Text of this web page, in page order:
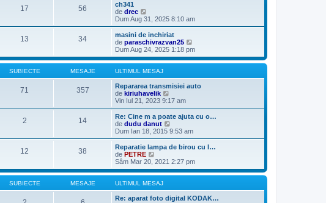
e
a
j
l
m
u
l
m
a
j
17 56
ch341
de drec
e
z
i
u
l
i
m
u
l
m
e
j
Dum Aug 31, 2025 8:10 am
13 34
masini de inchiriat
de paraschivrazvan25
e
z
i
l
t
u
l
e
j
Dum Aug 24, 2025 1:18 pm
SUBIECTE MESAJE ULTIMUL MESAJ
71 357
Repararea transmisiei auto
de kiriuhavelik
e
z
i
u
l
m
u
m
a
Vin Iul 21, 2023 9:17 am
2 14
Re: Cine m a poate ajuta cu o…
de dudu danut
e
z
i
l
i
u
l
Dum Ian 18, 2015 9:53 am
12 38
Reparatie lampa de birou cu l…
de PETRE
e
z
i
u
l
t
Sâm Mar 20, 2021 2:27 pm
SUBIECTE MESAJE ULTIMUL MESAJ
Re: aparat foto digital KODAK…